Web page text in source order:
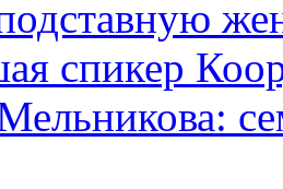
спикер